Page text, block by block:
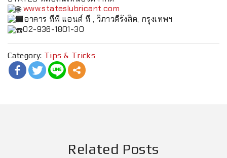
www.stateslubricant.com
อาคาร ทีพี แอนด์ ที , วิภาวดีรังสิต, กรุงเทพฯ
02-936-1801-30
Category: Tips & Tricks
Related Posts